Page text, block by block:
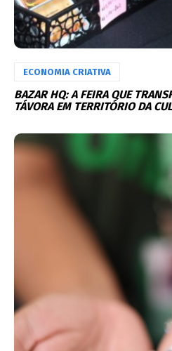
ECONOMIA CRIATIVA
BAZAR HQ: A FEIRA QUE
TÁVORA EM TERRITÓRIO DA